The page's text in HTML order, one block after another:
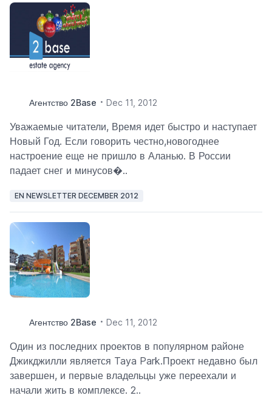
Агентство 2Base Dec 11, 2012
Уважаемые читатели, Время идет быстро и наступает
Новый Год. Если говорить честно,новогоднее
настроение еще ​​не пришло в Аланью. В России
падает снег и минусов�..
EN NEWSLETTER DECEMBER 2012
Агентство 2Base Dec 11, 2012
Один из последних проектов в популярном районе
Джикджилли является Taya Park.Проект недавно был
завершен, и первые владельцы уже переехали и
начали жить в комплексе. 2..